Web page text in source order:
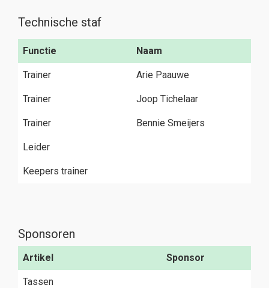
Technische staf
Functie Naam
Trainer Arie Paauwe
Trainer Joop Tichelaar
Trainer Bennie Smeijers
Leider
Keepers trainer
Sponsoren
Artikel Sponsor
Tassen